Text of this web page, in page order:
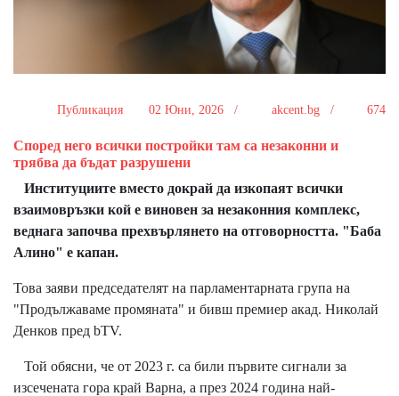
Публикация 02 Юни, 2026 / akcent.bg / 674
Според него всички постройки там са незаконни и
трябва да бъдат разрушени
Институциите вместо докрай да изкопаят всички
взаимовръзки кой е виновен за незаконния комплекс,
веднага започва прехвърлянето на отговорността. "Баба
Алино" е капан.
Това заяви председателят на парламентарната група на
"Продължаваме промяната" и бивш премиер акад. Николай
Денков пред bTV.
Той обясни, че от 2023 г. са били първите сигнали за
изсечената гора край Варна, а през 2024 година най-